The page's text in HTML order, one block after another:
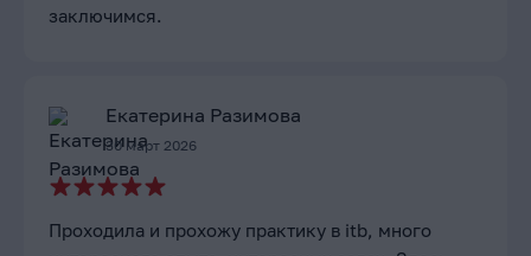
заключимся.
Екатерина Разимова
30 март 2026
Проходила и прохожу практику в itb, много